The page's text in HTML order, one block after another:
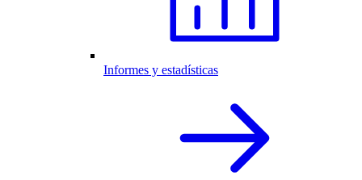
Informes y estadísticas